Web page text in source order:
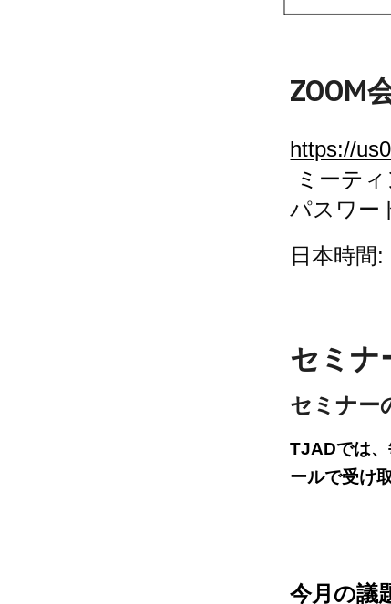
ZOOM
https://
ミーテ
パスワー
日本時
セミナ
セミナー
TJADでは、
ールで受け
今月の議